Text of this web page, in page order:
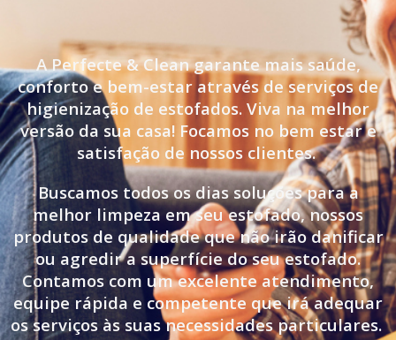
A Perfecte & Clean garante mais saúde,
conforto e bem-estar através de serviços de
higienização de estofados. Viva na melhor
versão da sua casa! Focamos no bem estar e
satisfação de nossos clientes.
Buscamos todos os dias soluções para a
melhor limpeza em seu estofado, nossos
produtos de qualidade que não irão danificar
ou agredir a superfície do seu estofado.
Contamos com um excelente atendimento,
equipe rápida e competente que irá adequar
os serviços às suas necessidades particulares.